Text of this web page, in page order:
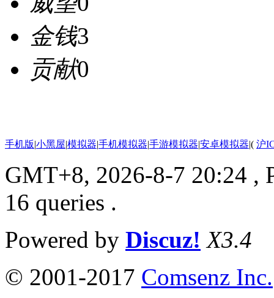
金钱3
贡献0
手机版|小黑屋|模拟器|手机模拟器|手游模拟器|安卓模拟器|( 沪
GMT+8, 2026-8-7 20:24 ,
16 queries .
Powered by Discuz! X3.4
© 2001-2017 Comsenz Inc.